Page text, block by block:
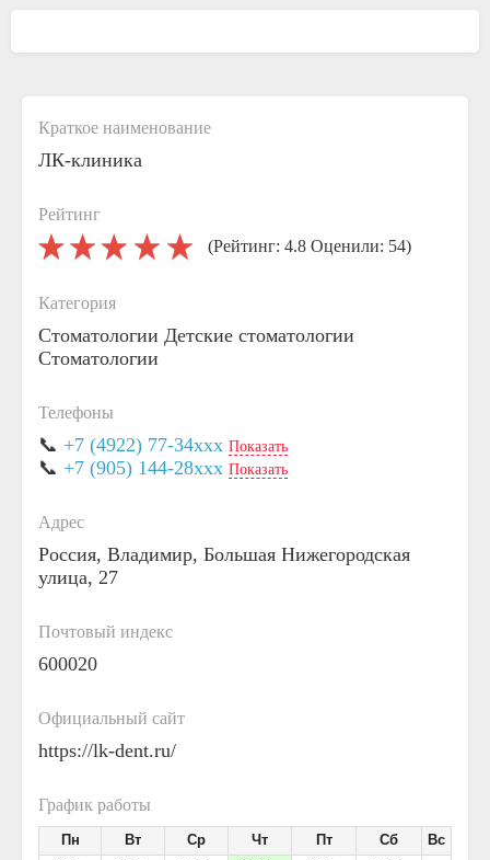
Краткое наименование
ЛК-клиника
Рейтинг
(Рейтинг: 4.8 Оценили: 54)
Категория
Стоматологии Детские стоматологии
Стоматологии
Телефоны
📞 +7 (4922) 77-34xxx Показать
📞 +7 (905) 144-28xxx Показать
Адрес
Россия, Владимир, Большая Нижегородская
улица, 27
Почтовый индекс
600020
Официальный сайт
https://lk-dent.ru/
График работы
Пн Вт Ср Чт Пт Сб
Вс